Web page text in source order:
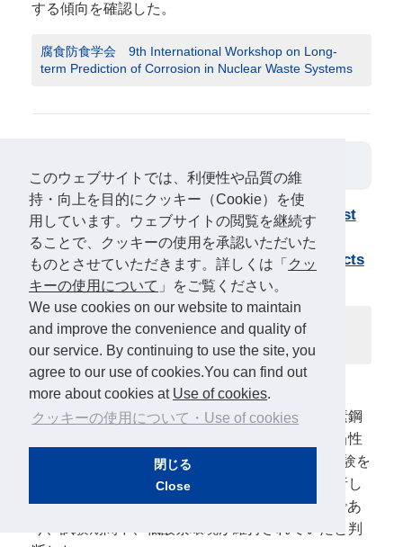
このウェブサイトでは、利便性や品質の維
持・向上を目的にクッキー（Cookie）を使
用しています。ウェブサイトの閲覧を継続す
ることで、クッキーの使用を承認いただいた
ものとさせていただきます。詳しくは「 クッ
キーの使用について 」をご覧ください。
We use cookies on our website to maintain
and improve the convenience and quality of
our service. By continuing to use the site, you
agree to our use of cookies.You can find out
more about cookies at Use of cookies.
クッキーの使用について・Use of cookies
閉じる
Close
する傾向を確認した。
腐食防食学会 9th International Workshop on Long-
term Prediction of Corrosion in Nuclear Waste Systems
Round Robin evaluation of an immersion test
method for Carbon steel in compacted clay
materials : Comparison of Corrosion Products
（2025年11月）
〇Ryosuke Saito 、Shuhei Nagata 2、Satoru Suzuki
Takanobu Sakamoto1 、Mitsunobu Okihara
1.清水建設株式会社、2.NUMO
低酸素濃度下の圧縮ベントナイト中における炭素鋼
の腐食度を質量減少法で評価する試験手順の妥当性
を確認するため、3機関によるラウンドロビン試験を
実施した。試験片表面を顕微ラマン分光法で分析し
た結果、主な腐食生成物はFeCO₃またはFe₃O₄であ
り、試験期間中、低酸素環境が維持されていたと判